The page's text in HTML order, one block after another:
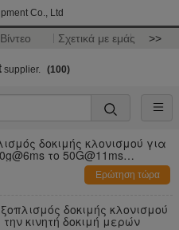
Co., Ltd
Βίντεο Σχετικά με εμάς >>
supplier. (100)
δοκιμής κλονισμού για
το 50G@11ms
Ερώτηση τώρα
δοκιμής κλονισμού
κινητή δοκιμή μερών